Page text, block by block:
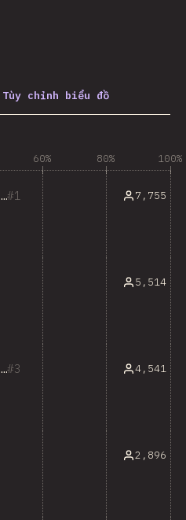
Tùy chỉnh biểu đồ
60% 80% 100%
1
Công cụ lập trình & kỹ thuật 7,755
5,514
3
Thương mại điện tử & Bán lẻ 4,541
2,896